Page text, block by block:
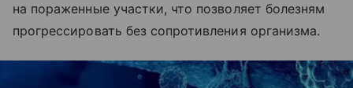
на пораженные участки, что позволяет болезням
прогрессировать без сопротивления организма.